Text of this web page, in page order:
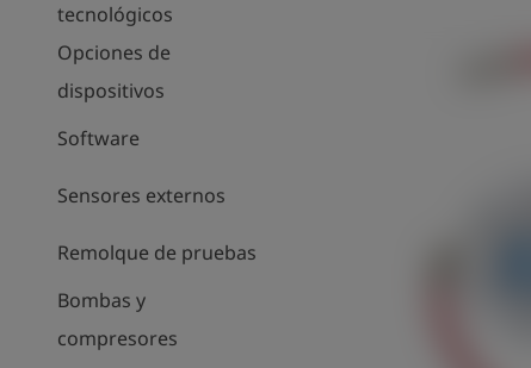
tecnológicos
Opciones de
dispositivos
Software
Sensores externos
Remolque de pruebas
Bombas y
compresores